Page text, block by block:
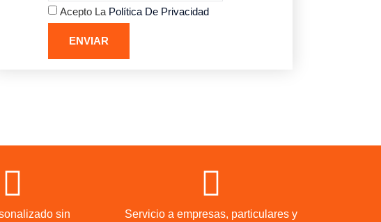
Acepto La Política De Privacidad
ENVIAR
sin
Servicio a empresas, particulares y